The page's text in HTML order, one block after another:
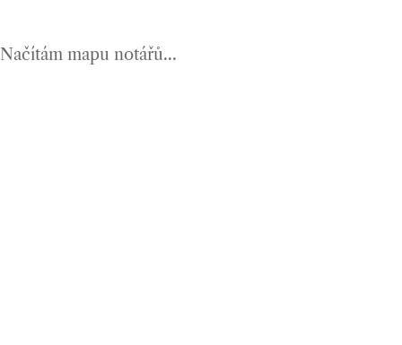
Načítám mapu notářů...